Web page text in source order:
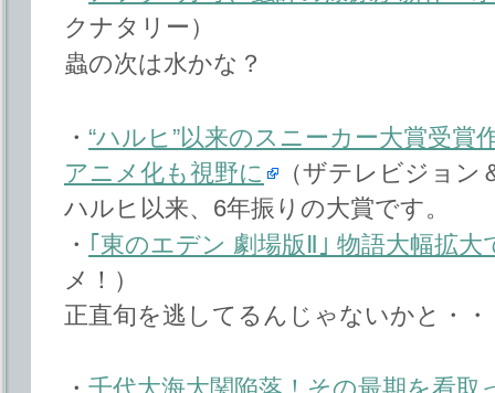
クナタリー）
蟲の次は水かな？
・ “ハルヒ”以来のスニーカー大賞受賞
アニメ化も視野に
（ザテレビジョン
ハルヒ以来、6年振りの大賞です。
・ ｢東のエデン 劇場版Ⅱ｣ 物語大幅拡大
メ！）
正直旬を逃してるんじゃないかと・・